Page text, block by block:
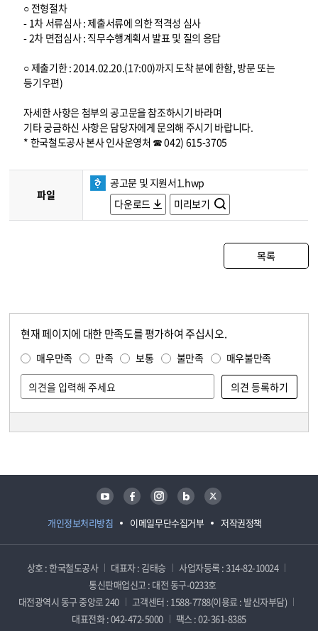
○ 전형절차
- 1차 서류심사 : 제출서류에 의한 적격성 심사
- 2차 면접심사 : 직무수행계획서 발표 및 질의 응답
○ 제출기한 : 2014.02.20.(17:00)까지 도착 분에 한함, 방문 또는
등기우편)
자세한 사항은 첨부의 공고문을 참조하시기 바라며
기타 궁금하신 사항은 담당자에게 문의해 주시기 바랍니다.
* 한국철도공사 본사 인사운영처 ☎ 042) 615-3705
파일
공고문 및 지원서1.hwp
다운로드
미리보기
목록
현재 페이지에 대한 만족도를 평가하여 주십시오.
매우만족 만족 보통 불만족 매우불만족
개인정보처리방침 이메일무단수집거부 저작권정책
유튜브 페이스북 인스타그램 블로그 트위터
상호 : 한국철도공사 대표자 : 김태승
사업자등록 : 314-82-10024
통신판매업신고 : 대전 동구-0233호
대전광역시 동구 중앙로 240
고객센터 : 1588-7788(이용료 : 발신자부담)
대표전화 : 042-472-5000
팩스 : 02-361-8385